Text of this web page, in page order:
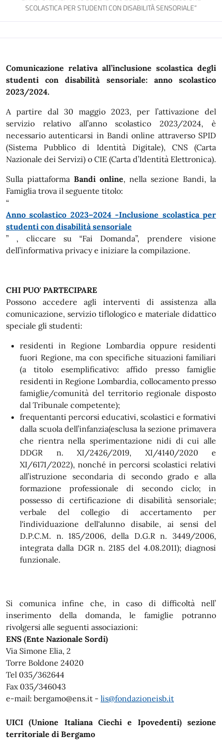
SCOLASTICA PER STUDENTI CON DISABILITÀ SENSORIALE”
Comunicazione relativa all’inclusione scolastica degli
studenti con disabilità sensoriale: anno scolastico
2023/2024.
A partire dal 30 maggio 2023, per l’attivazione del
servizio relativo all’anno scolastico 2023/2024, è
necessario autenticarsi in Bandi online attraverso SPID
(Sistema Pubblico di Identità Digitale), CNS (Carta
Nazionale dei Servizi) o CIE (Carta d’Identità Elettronica).
Sulla piattaforma Bandi online, nella sezione Bandi, la
Famiglia trova il seguente titolo:
“
Anno scolastico 2023–2024 -Inclusione scolastica per
studenti con disabilità sensoriale
” , cliccare su “Fai Domanda”, prendere visione
dell’informativa privacy e iniziare la compilazione.
CHI PUO' PARTECIPARE
Possono accedere agli interventi di assistenza alla
comunicazione, servizio tiflologico e materiale didattico
speciale gli studenti:
residenti in Regione Lombardia oppure residenti
fuori Regione, ma con specifiche situazioni familiari
(a titolo esemplificativo: affido presso famiglie
residenti in Regione Lombardia, collocamento presso
famiglie/comunità del territorio regionale disposto
dal Tribunale competente);
frequentanti percorsi educativi, scolastici e formativi
dalla scuola dell’infanzia(esclusa la sezione primavera
che rientra nella sperimentazione nidi di cui alle
DDGR n. XI/2426/2019, XI/4140/2020 e
XI/6171/2022), nonché in percorsi scolastici relativi
all’istruzione secondaria di secondo grado e alla
formazione professionale di secondo ciclo; in
possesso di certificazione di disabilità sensoriale;
verbale del collegio di accertamento per
l'individuazione dell'alunno disabile, ai sensi del
D.P.C.M. n. 185/2006, della D.G.R n. 3449/2006,
integrata dalla DGR n. 2185 del 4.08.2011); diagnosi
funzionale.
Si comunica infine che, in caso di difficoltà nell’
inserimento della domanda, le famiglie potranno
rivolgersi alle seguenti associazioni:
ENS (Ente Nazionale Sordi)
Via Simone Elia, 2
Torre Boldone 24020
Tel 035/362644
Fax 035/346043
e-mail: bergamo@ens.it - lis@fondazioneisb.it
UICI (Unione Italiana Ciechi e Ipovedenti) sezione
territoriale di Bergamo